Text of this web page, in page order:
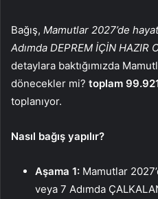
Bağış, Mamutlar 2027’de
Adımda DEPREM İÇİN HAZIR
detaylara baktığımızda
dönecekler mi? toplam
toplanıyor.
Nasıl bağış yapılır?
Aşama 1: Mamutlar
veya 7 Adımda